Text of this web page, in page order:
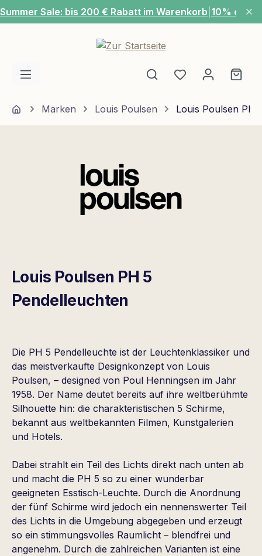
Zum Hauptinhalt springen
Summer Sale: bis 200 € Rabatt im Warenkorb 10% extra
Du hast 0
HomeMarken Louis Poulsen Louis Poulsen PH
Louis Poulsen PH 5
Pendelleuchten
Die PH 5 Pendelleuchte ist der Leuchtenklassiker und
das meistverkaufte Designkonzept von Louis
Poulsen, – designed von Poul Henningsen im Jahr
1958. Der Name deutet bereits auf ihre weltberühmte
Silhouette hin: die charakteristischen 5 Schirme,
bekannt aus weltbekannten Filmen, Kunstgalerien
und Hotels.
Dabei strahlt ein Teil des Lichts direkt nach unten ab
und macht die PH 5 so zu einer wunderbar
geeigneten Esstisch-Leuchte. Durch die Anordnung
der fünf Schirme wird jedoch ein nennenswerter Teil
des Lichts in die Umgebung abgegeben und erzeugt
so ein stimmungsvolles Raumlicht – blendfrei und
angenehm. Durch die zahlreichen Varianten ist eine